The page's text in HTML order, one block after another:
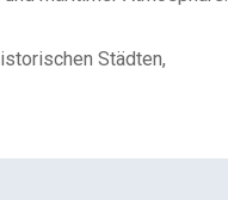
Städten,